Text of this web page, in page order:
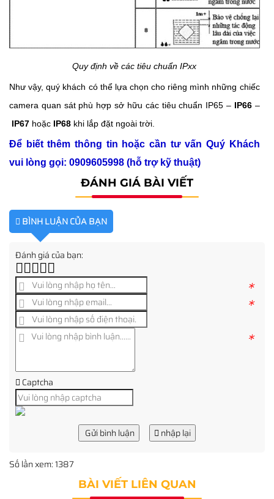
Quy định về các tiêu chuẩn IPxx
Như vậy, quý khách có thể lựa chọn cho riêng mình những chiếc
camera quan sát phù hợp sở hữu các tiêu chuẩn IP65 – IP66–
IP67 hoặc IP68 khi lắp đặt ngoài trời.
Để biết thêm thông tin hoặc cần tư vấn Quý Khách
vui lòng gọi: 0909605998 (hỗ trợ kỹ thuật)
ĐÁNH GIÁ BÀI VIẾT
BÌNH LUẬN CỦA BẠN
Đánh giá của bạn:
*
*
*
Captcha
Gửi bình luận nhập lại
Số lần xem: 1387
BÀI VIẾT LIÊN QUAN